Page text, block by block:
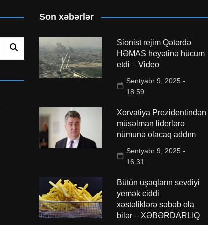
Son xəbərlər
Sionist rejim Qətərdə
HƏMAS heyətinə hücum
etdi – Video
Sentyabr 9, 2025 -
18:59
Xorvatiya Prezidentindən
müsəlman liderlərə
nümunə olacaq addım
Sentyabr 9, 2025 -
16:31
Bütün uşaqların sevdiyi
yemək ciddi
xəstəliklərə səbəb ola
bilər – XƏBƏRDARLIQ